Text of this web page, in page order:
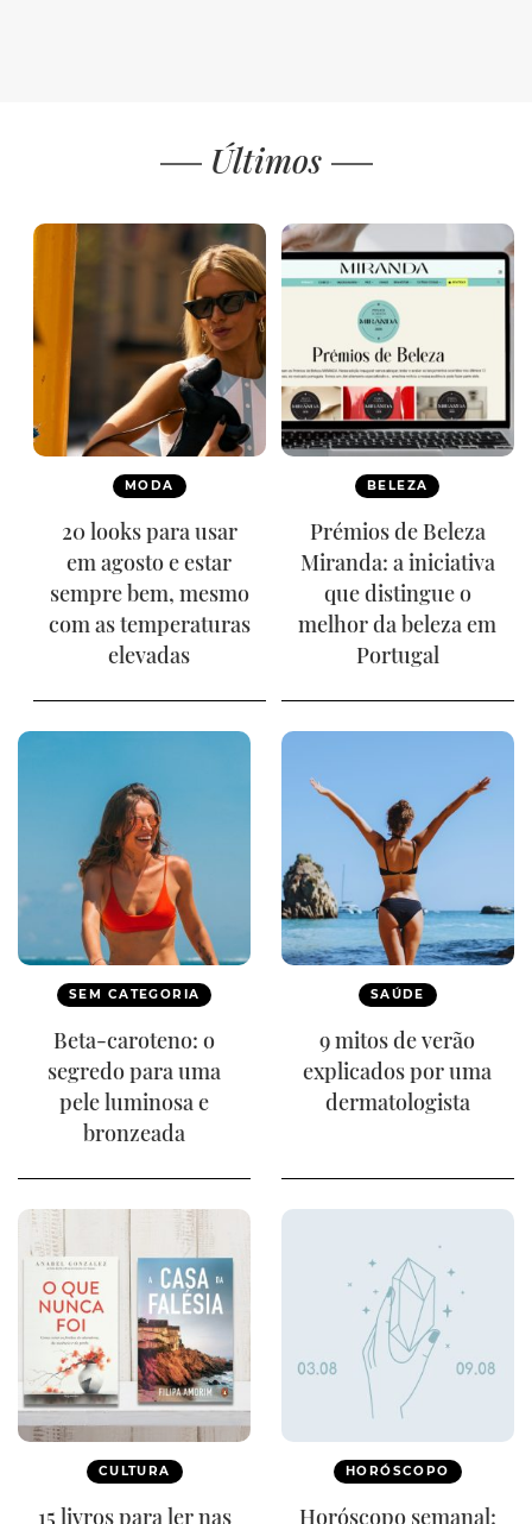
Últimos
MODA
20 looks para usar
em agosto e estar
sempre bem, mesmo
com as temperaturas
elevadas
BELEZA
Prémios de Beleza
Miranda: a iniciativa
que distingue o
melhor da beleza em
Portugal
SEM CATEGORIA
Beta-caroteno: o
segredo para uma
pele luminosa e
bronzeada
SAÚDE
9 mitos de verão
explicados por uma
dermatologista
CULTURA
15 livros para ler nas
HORÓSCOPO
Horóscopo semanal: